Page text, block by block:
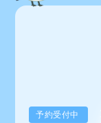
予約受付中